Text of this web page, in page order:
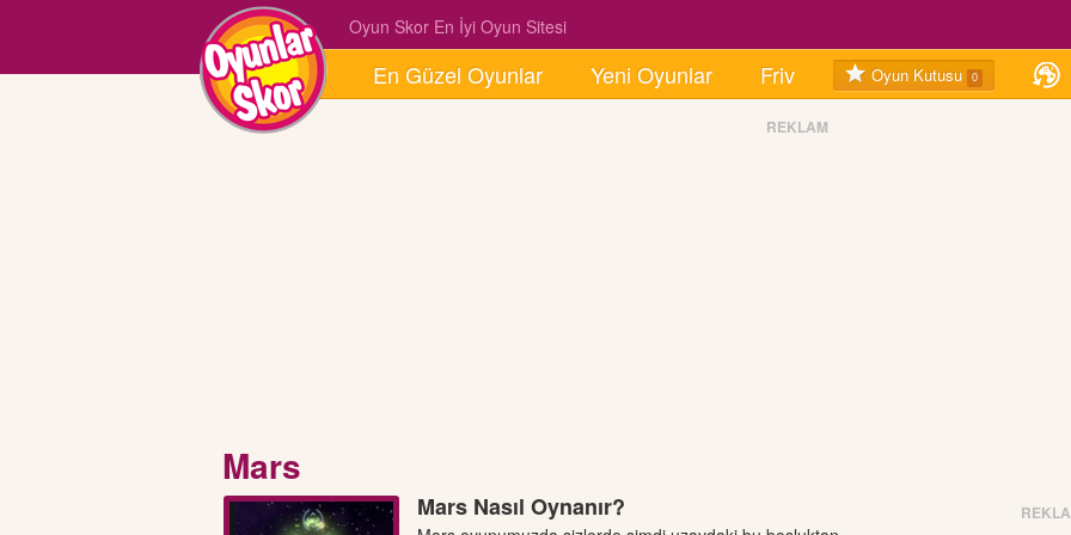
En Güzel Oyunlar Yeni Oyunlar Friv Oyun Kutusu 0
Oyun Skor En İyi Oyun Sitesi
REKLAM
Mars
Mars Nasıl Oynanır?